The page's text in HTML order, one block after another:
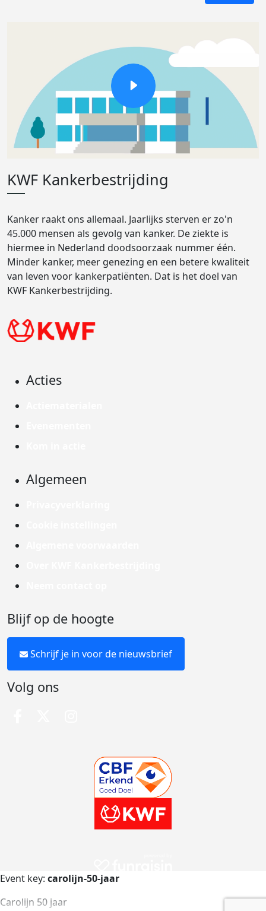
KWF Kankerbestrijding
Kanker raakt ons allemaal. Jaarlijks sterven er zo'n
45.000 mensen als gevolg van kanker. De ziekte is
hiermee in Nederland doodsoorzaak nummer één.
Minder kanker, meer genezing en een betere kwaliteit
van leven voor kankerpatiënten. Dat is het doel van
KWF Kankerbestrijding.
Acties
Algemeen
Blijf op de hoogte
Schrijf je in voor de nieuwsbrief
Volg ons
Event key: carolijn-50-jaar
Carolijn 50 jaar